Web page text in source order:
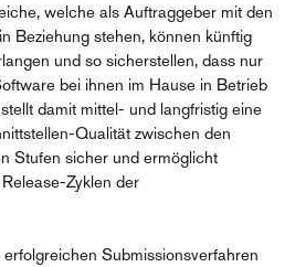
welche als Auftraggeber mit den
Beziehung stehen, können künftig
und so sicherstellen, dass nur
bei ihnen im Hause in Betrieb
damit mittel- und langfristig eine
Qualität zwischen den
Stufen sicher und ermöglicht
Zyklen der
Submissionsverfahren